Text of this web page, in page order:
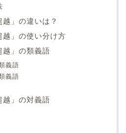
越」の違いは？
越」の使い分け方
越」の類義語
義語
義語
越」の対義語